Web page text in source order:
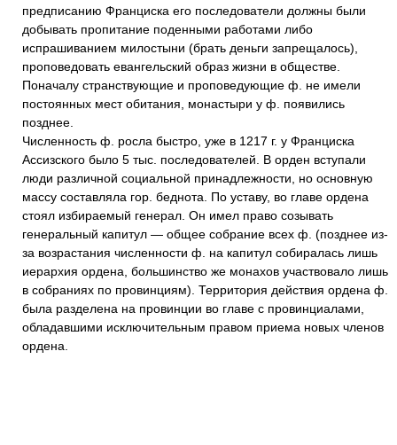
предписанию Франциска его последователи должны были
добывать пропитание поденными работами либо
испрашиванием милостыни (брать деньги запрещалось),
проповедовать евангельский образ жизни в обществе.
Поначалу странствующие и проповедующие ф. не имели
постоянных мест обитания, монастыри у ф. появились
позднее.
Численность ф. росла быстро, уже в 1217 г. у Франциска
Ассизского было 5 тыс. последователей. В орден вступали
люди различной социальной принадлежности, но основную
массу составляла гор. беднота. По уставу, во главе ордена
стоял избираемый генерал. Он имел право созывать
генеральный капитул — общее собрание всех ф. (позднее из-
за возрастания численности ф. на капитул собиралась лишь
иерархия ордена, большинство же монахов участвовало лишь
в собраниях по провинциям). Территория действия ордена ф.
была разделена на провинции во главе с провинциалами,
обладавшими исключительным правом приема новых членов
ордена.